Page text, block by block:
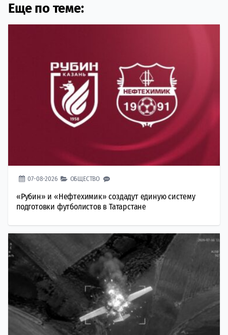
Еще по теме:
07-08-2026 ОБЩЕСТВО
«Рубин» и «Нефтехимик» создадут единую систему
подготовки футболистов в Татарстане